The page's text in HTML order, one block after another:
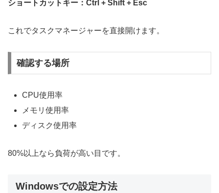
ショートカットキー：Ctrl + Shift + Esc
これでタスクマネージャーを直接開けます。
確認する場所
CPU使用率
メモリ使用率
ディスク使用率
80%以上なら負荷が高い目です。
Windowsでの設定方法